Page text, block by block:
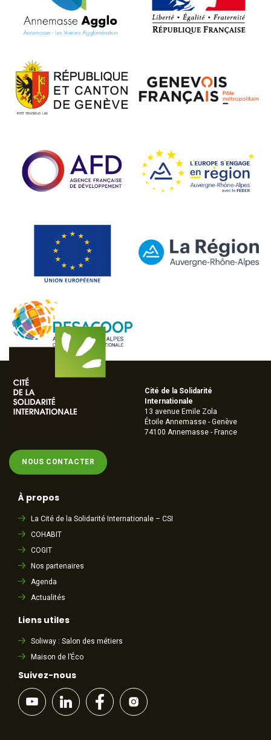
NOUS CONTACTER
Cité de la Solidarité
Internationale
13 avenue Emile Zola
Étoile Annemasse - Genève
74100 Annemasse - France
À propos
La Cité de la Solidarité Internationale – CSI
COHABIT
COGIT
Nos partenaires
Agenda
Actualités
Liens utiles
Soliway : Salon des métiers
Maison de l’Éco
Suivez-nous